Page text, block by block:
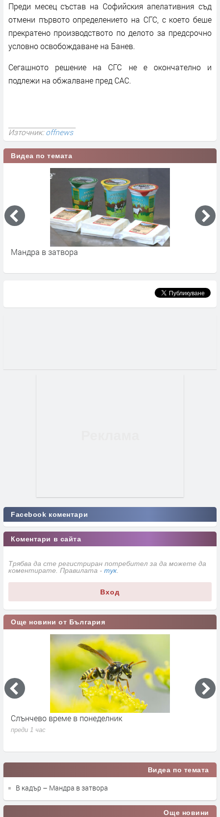
Преди месец състав на Софийския апелативния съд
отмени първото определението на СГС, с което беше
прекратено производството по делото за предсрочно
условно освобождаване на Банев.
Сегашното решение на СГС не е окончателно и
подлежи на обжалване пред САС.
Източник:offnews
Видеа по темата
Мандра в затвора
Facebook коментари
Коментари в сайта
Трябва да сте регистриран потребител за да можете да
коментирате. Правилата - тук
Вход
Още новини от България
Слънчево време в понеделник
преди 1 час
Видеа по темата
В кадър – Мандра в затвора
Още новини